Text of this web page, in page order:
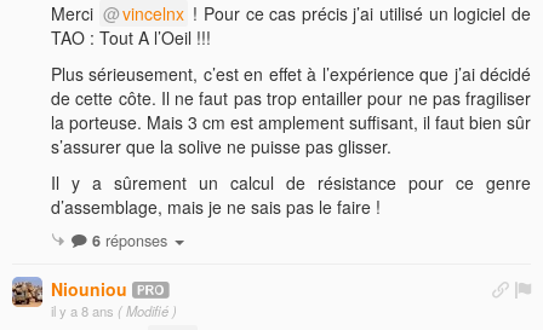
Merci vincelnx ! Pour ce cas précis j’ai utilisé un logiciel de
TAO : Tout A l’Oeil !!!
Plus sérieusement, c’est en effet à l’expérience que j’ai décidé
de cette côte. Il ne faut pas trop entailler pour ne pas fragiliser
la porteuse. Mais 3 cm est amplement suffisant, il faut bien sûr
s’assurer que la solive ne puisse pas glisser.
Il y a sûrement un calcul de résistance pour ce genre
d’assemblage, mais je ne sais pas le faire !
6 réponses
Niouniou
il y a 8 ans ( Modifié )